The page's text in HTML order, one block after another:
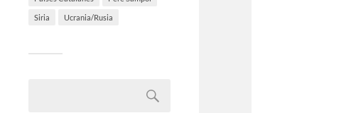
Siria Ucrania/Rusia